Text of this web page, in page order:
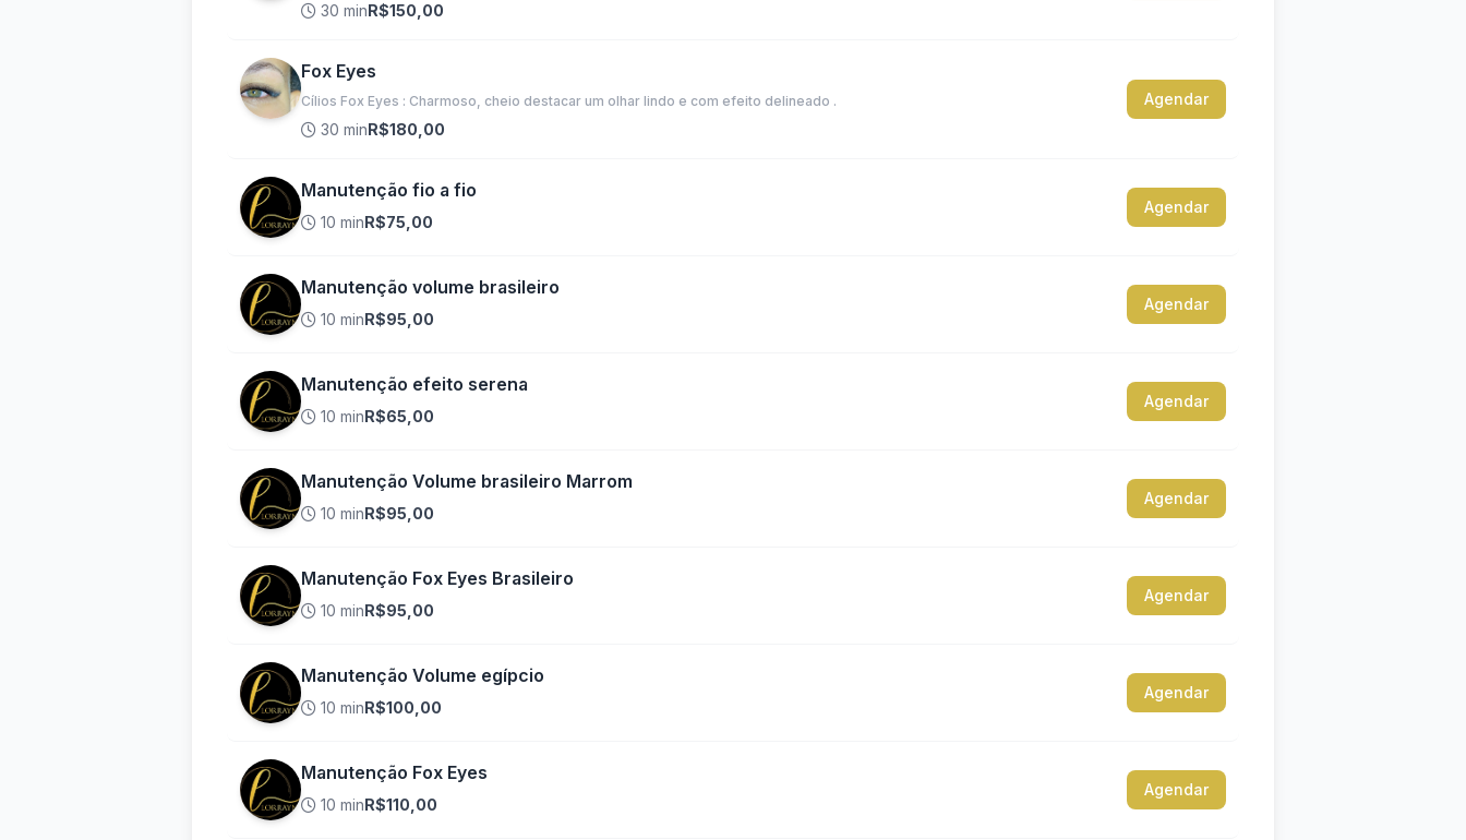
30 minR$150,00
Fox Eyes
Cílios Fox Eyes : Charmoso, cheio destacar um olhar lindo e com efeito delineado .
30 minR$180,00
Agendar
Manutenção fio a fio
10 minR$75,00
Agendar
Manutenção volume brasileiro
10 minR$95,00
Agendar
Manutenção efeito serena
10 minR$65,00
Agendar
Manutenção Volume brasileiro Marrom
10 minR$95,00
Agendar
Manutenção Fox Eyes Brasileiro
10 minR$95,00
Agendar
Manutenção Volume egípcio
10 minR$100,00
Agendar
Manutenção Fox Eyes
10 minR$110,00
Agendar